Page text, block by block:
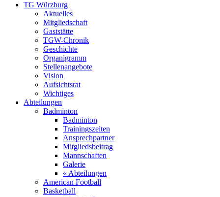
TG Würzburg
Aktuelles
Mitgliedschaft
Gaststätte
TGW-Chronik
Geschichte
Organigramm
Stellenangebote
Vision
Aufsichtsrat
Wichtiges
Abteilungen
Badminton
Badminton
Trainingszeiten
Ansprechpartner
Mitgliedsbeitrag
Mannschaften
Galerie
« Abteilungen
American Football
Basketball